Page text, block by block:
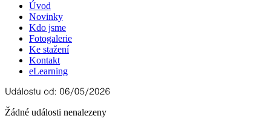
Úvod
Novinky
Kdo jsme
Fotogalerie
Ke stažení
Kontakt
eLearning
Žádné události nenalezeny